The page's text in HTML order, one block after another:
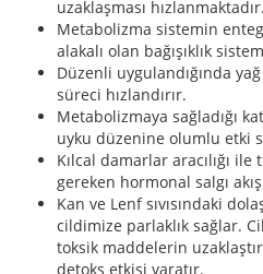
uzaklaşması hızlanmaktadır.
Metabolizma sistemin
alakalı olan bağışıklık
Düzenli uygulandığında
süreci hızlandırır.
Metabolizmaya sağladığı
uyku düzenine olumlu etki
Kılcal damarlar aracılığı
gereken hormonal salgı
Kan ve Lenf sıvısındaki
cildimize parlaklık sağlar.
toksik maddelerin
detoks etkisi yaratır.